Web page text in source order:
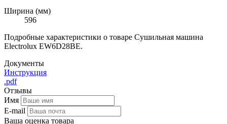
Ширина (мм)
596
Подробные характеристики о товаре Сушильная машина
Electrolux EW6D28BE.
Документы
Инструкция
.pdf
Отзывы
Имя
E-mail
Ваша оценка товара